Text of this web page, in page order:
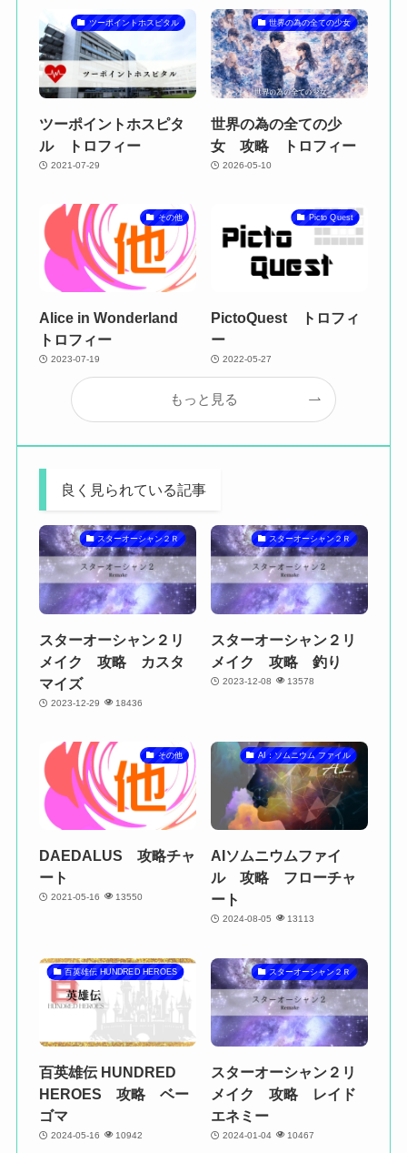
ツーポイントホスピタル
ツーポイントホスピタ
ル トロフィー
2021-07-29
世界の為の全ての少女
世界の為の全ての少
女 攻略 トロフィー
2026-05-10
その他
Alice in Wonderland
トロフィー
2023-07-19
Picto Quest
PictoQuest トロフィ
ー
2022-05-27
もっと見る
良く見られている記事
スターオーシャン２Ｒ
スターオーシャン２リ
メイク 攻略 カスタ
マイズ
2023-12-29 18436
スターオーシャン２Ｒ
スターオーシャン２リ
メイク 攻略 釣り
2023-12-08 13578
その他
DAEDALUS 攻略チャ
ート
2021-05-16 13550
AI：ソムニウム ファイル
AIソムニウムファイ
ル 攻略 フローチャ
ート
2024-08-05 13113
百英雄伝 HUNDRED HEROES
百英雄伝 HUNDRED
HEROES 攻略 ベー
ゴマ
2024-05-16 10942
スターオーシャン２Ｒ
スターオーシャン２リ
メイク 攻略 レイド
エネミー
2024-01-04 10467